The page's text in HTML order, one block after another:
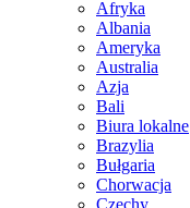
Afryka
Albania
Ameryka
Australia
Azja
Bali
Biura lokalne
Brazylia
Bułgaria
Chorwacja
Czechy